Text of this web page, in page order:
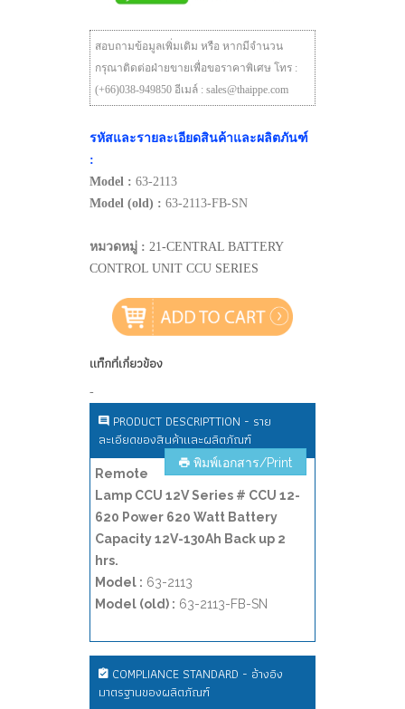
สอบถามข้อมูลเพิ่มเติม หรือ หากมีจำนวน
กรุณาติดต่อฝ่ายขายเพื่อขอราคาพิเศษ โทร :
(+66)038-949850 อีเมล์ : sales@thaippe.com
รหัสและรายละเอียดสินค้าและผลิตภันฑ์
:
Model : 63-2113
Model (old) : 63-2113-FB-SN
หมวดหมู่ : 21-CENTRAL BATTERY
CONTROL UNIT CCU SERIES
แท็กที่เกี่ยวข้อง
-
PRODUCT DESCRIPTTION - ราย
ละเอียดของสินค้าและผลิตภัณฑ์
พิมพ์เอกสาร/Print
Remote
Lamp CCU 12V Series # CCU 12-
620 Power 620 Watt Battery
Capacity 12V-130Ah Back up 2
hrs.
Model : 63-2113
Model (old) : 63-2113-FB-SN
COMPLIANCE STANDARD - อ้างอิง
มาตรฐานของผลิตภัณฑ์